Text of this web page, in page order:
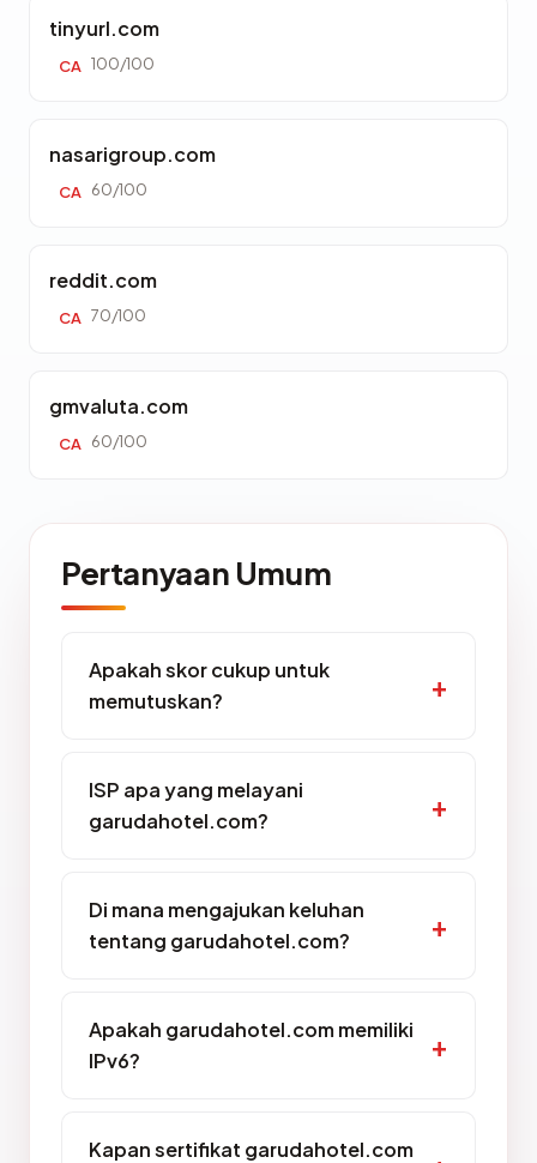
tinyurl.com
CA 100/100
nasarigroup.com
CA 60/100
reddit.com
CA 70/100
gmvaluta.com
CA 60/100
Pertanyaan Umum
Apakah skor cukup untuk
memutuskan?
ISP apa yang melayani
garudahotel.com?
Di mana mengajukan keluhan
tentang garudahotel.com?
Apakah garudahotel.com memiliki
IPv6?
Kapan sertifikat garudahotel.com